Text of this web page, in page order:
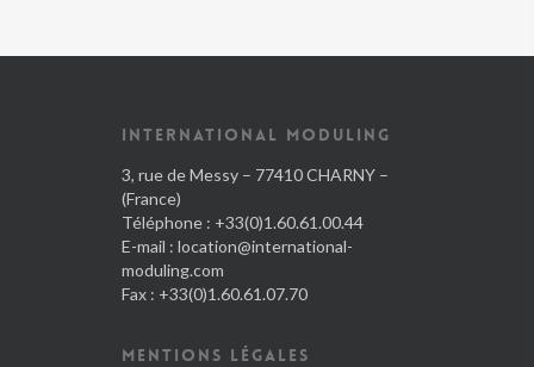
INTERNATIONAL MODULING
3, rue de Messy – 77410 CHARNY –
(France)
Téléphone : +33(0)1.60.61.00.44
E-mail : location@international-
moduling.com
Fax : +33(0)1.60.61.07.70
MENTIONS LÉGALES